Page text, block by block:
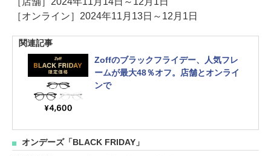
［オンライン］2024年11月13日～12月1日
関連記事
Zoffのブラックフライデー、人気フレ
ームが最大48％オフ。店舗とオンライ
ンで
オンデーズ「BLACK FRIDAY」